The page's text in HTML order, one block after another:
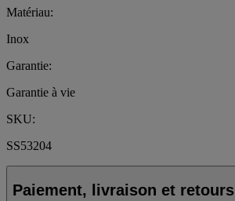
Matériau:
Inox
Garantie:
Garantie à vie
SKU:
SS53204
Paiement, livraison et retours